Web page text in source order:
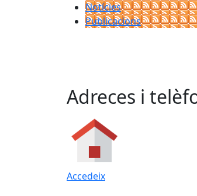
Notícies
Publicacions
Adreces i
Accedeix